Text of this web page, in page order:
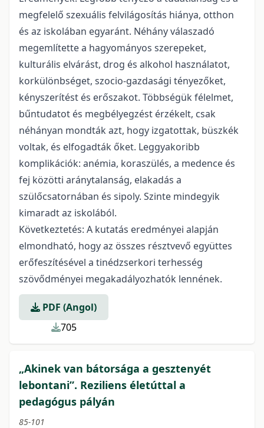
megfelelő szexuális felvilágosítás hiánya, otthon
és az iskolában egyaránt. Néhány válaszadó
megemlítette a hagyományos szerepeket,
kulturális elvárást, drog és alkohol használatot,
korkülönbséget, szocio-gazdasági tényezőket,
kényszerítést és erőszakot. Többségük félelmet,
bűntudatot és megbélyegzést érzékelt, csak
néhányan mondták azt, hogy izgatottak, büszkék
voltak, és elfogadták őket. Leggyakoribb
komplikációk: anémia, koraszülés, a medence és
fej közötti aránytalanság, elakadás a
szülőcsatornában és sipoly. Szinte mindegyik
kimaradt az iskolából.
Következtetés: A kutatás eredményei alapján
elmondható, hogy az összes résztvevő együttes
erőfeszítésével a tinédzserkori terhesség
szövődményei megakadályozhatók lennének.
PDF (Angol)
705
„Akinek van bátorsága a gesztenyét
lebontani”. Reziliens életúttal a
pedagógus pályán
85-101